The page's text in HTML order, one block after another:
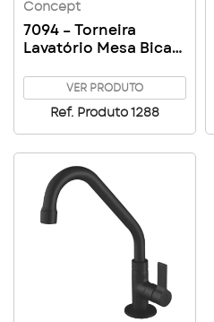
Concept
7094 – Torneira
Lavatório Mesa Bica
VER PRODUTO
Ref. Produto 1288